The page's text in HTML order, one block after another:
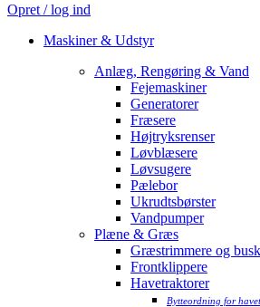
Opret / log ind
Maskiner & Udstyr
Anlæg, Rengøring & Vand
Fejemaskiner
Generatorer
Fræsere
Højtryksrenser
Løvblæsere
Løvsugere
Pælebor
Ukrudtsbørster
Vandpumper
Plæne & Græs
Græstrimmere og
Frontklippere
Havetraktorer
Bytteordning for